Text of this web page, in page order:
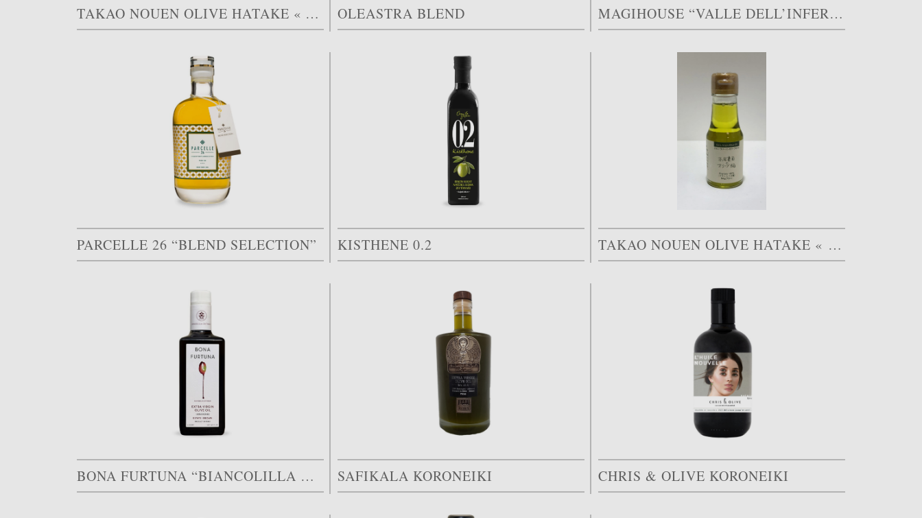
TAKAO NOUEN OLIVE HATAKE « FRANTOIO » OLEASTRA BLEND MAGIHOUSE “VALLE DELL’INFERNO”, FAMILY RESERVE
PARCELLE 26 “BLEND SELECTION” KISTHENE 0.2 TAKAO NOUEN OLIVE HATAKE « TAGGIASCA »
BONA FURTUNA “BIANCOLILLA CENTINARA” SAFIKALA KORONEIKI CHRIS & OLIVE KORONEIKI